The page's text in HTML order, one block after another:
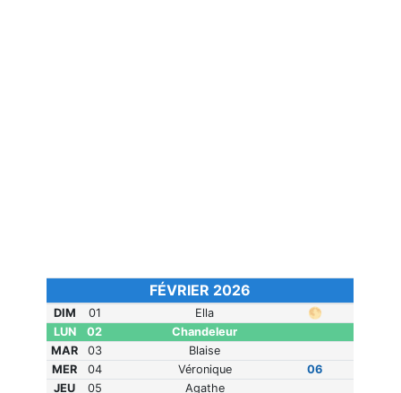
FÉVRIER 2026
DIM 01 Ella
🌕
LUN
02
Chandeleur
MAR
03
Blaise
MER
04 Véronique
06
JEU
05
Agathe